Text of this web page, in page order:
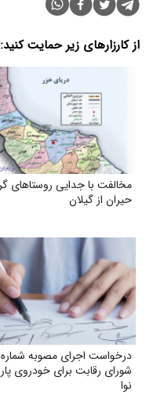
از کارزارهای زیر حمایت کنید:
مخالفت با جدایی روستاهای
حیران از گیلان
شورای رقابت برای خودروی
نوا